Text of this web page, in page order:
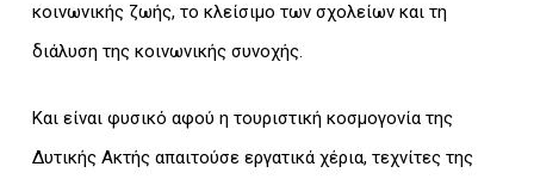
κοινωνικής ζωής, το κλείσιμο των σχολείων και τη
διάλυση της κοινωνικής συνοχής.
Και είναι φυσικό αφού η τουριστική κοσμογονία της
Δυτικής Ακτής απαιτούσε εργατικά χέρια, τεχνίτες της